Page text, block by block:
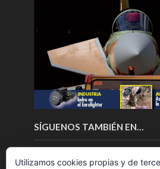
SÍGUENOS TAMBIÉN EN…
Utilizamos cookies propias y de